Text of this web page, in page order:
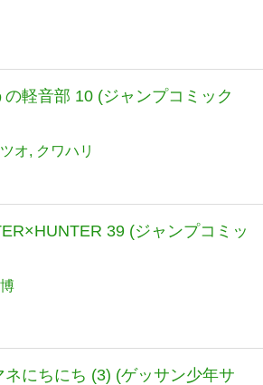
の軽音部 10 (ジャンプコミック
オ クワハリ
39 (ジャンプコミッ
ネにちにち (3) (ゲッサン少年サ